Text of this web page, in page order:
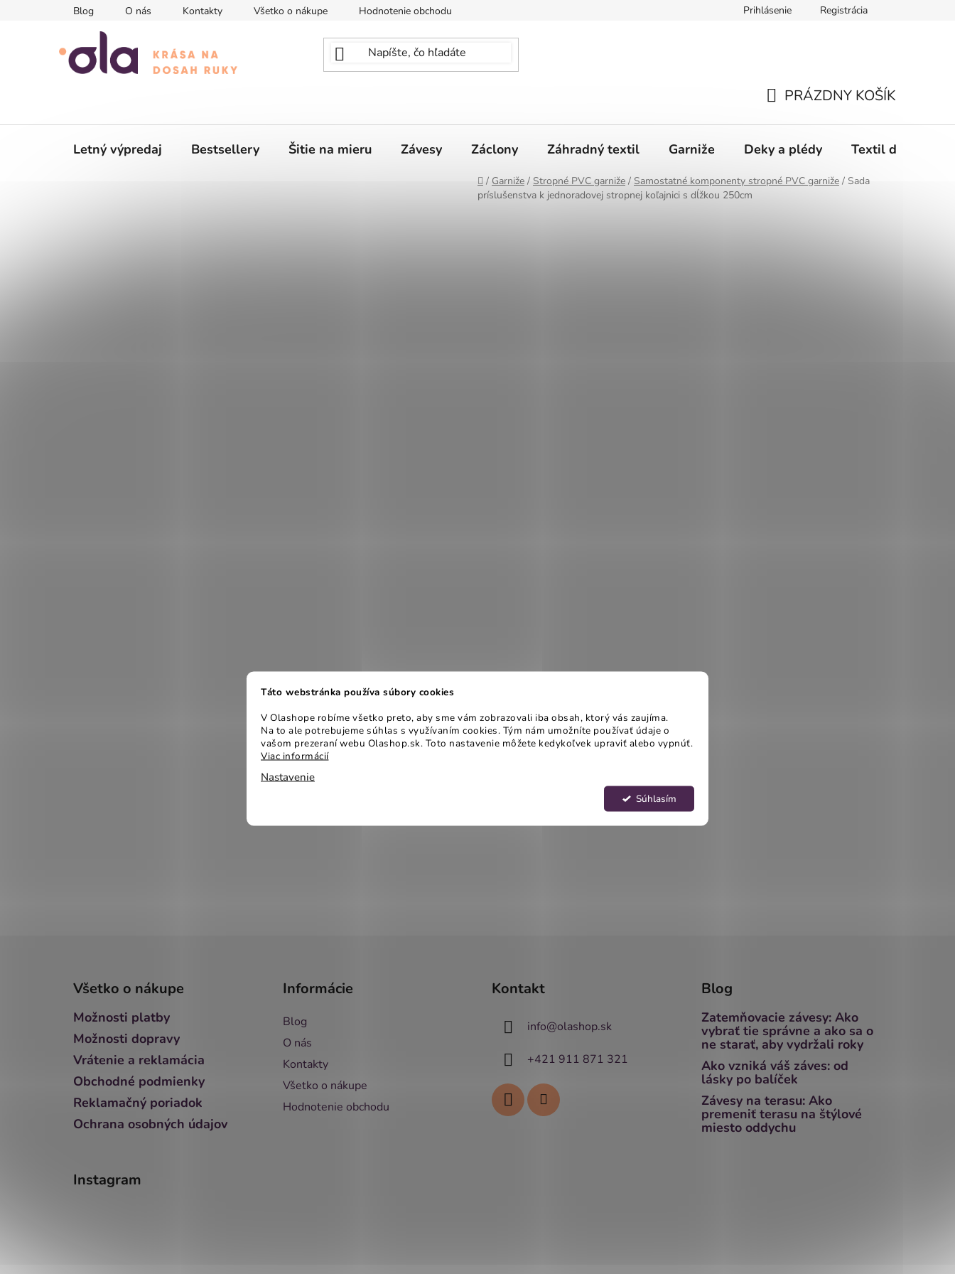
Táto webstránka používa súbory cookies
V Olashope robíme všetko preto, aby sme vám zobrazovali iba obsah, ktorý vás zaujíma.
Na to ale potrebujeme súhlas s využívaním cookies. Tým nám umožníte používať údaje o
vašom prezeraní webu Olashop.sk. Toto nastavenie môžete kedykoľvek upraviť alebo vypnúť.
Viac informácií
Nastavenie
Súhlasím
Blog O nás Kontakty Všetko o nákupe Hodnotenie obchodu Prihlásenie Registrácia
KOŠÍK
PRÁZDNY KOŠÍK
Letný výpredaj Bestsellery Šitie na mieru Závesy Záclony Záhradný textil Garniže Deky a plédy Textil do spálne
Domov
/ Garniže / Stropné PVC garniže / Samostatné komponenty stropné PVC garniže / Sada
príslušenstva k jednoradovej stropnej koľajnici s dĺžkou 250cm
Všetko o nákupe
Možnosti platby
Možnosti dopravy
Vrátenie a reklamácia
Obchodné podmienky
Reklamačný poriadok
Ochrana osobných údajov
Informácie
Blog
O nás
Kontakty
Všetko o nákupe
Hodnotenie obchodu
Kontakt
info@olashop.sk
+421 911 871 321
Blog
Zatemňovacie závesy: Ako
vybrať tie správne a ako sa o
ne starať, aby vydržali roky
Ako vzniká váš záves: od
lásky po balíček
Závesy na terasu: Ako
premeniť terasu na štýlové
miesto oddychu
Instagram